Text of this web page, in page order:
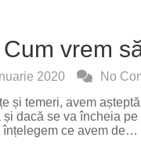
vrem
2020
No
și temeri, avem
dacă se va încheia
înțelegem ce avem de…